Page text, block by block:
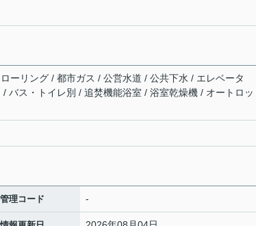
ーリング / 都市ガス / 公営水道 / 公共下水 / エレベータ
バス・トイレ別 / 追焚機能浴室 / 浴室乾燥機 / オートロッ
管理コード -